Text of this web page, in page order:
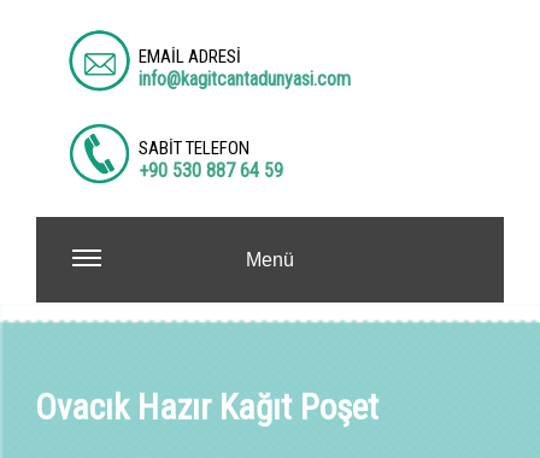
EMAİL ADRESİ
info@kagitcantadunyasi.com
SABİT TELEFON
+90 530 887 64 59
Menü
Ovacık Hazır Kağıt Poşet